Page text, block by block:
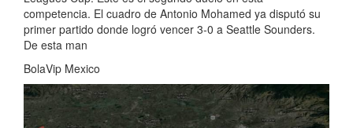
competencia. El cuadro de Antonio Mohamed ya disputó su
primer partido donde logró vencer 3-0 a Seattle Sounders.
De esta man
BolaVip Mexico